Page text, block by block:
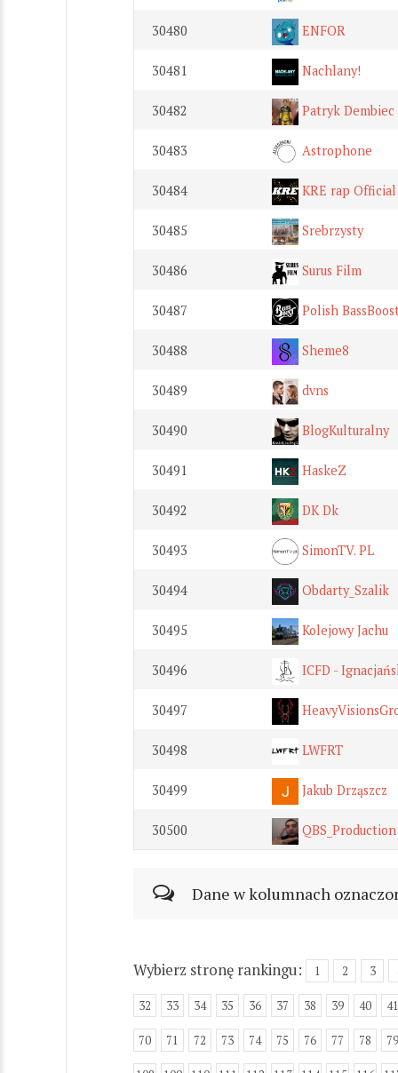
30480 ENFOR
30481 Nachlany!
30482 Patryk Dembiec
30483 Astrophone
30484 KRE rap Official
30485 Srebrzysty
30486 Surus Film
30487 Polish
30488 Sheme8
30489 dvns
30490 BlogKulturalny
30491 HaskeZ
30492 DK Dk
30493 SimonTV. PL
30494 Obdarty_Szalik
30495 Kolejowy Jachu
30496 ICFD -
30497
30498 LWFRT
30499 Jakub Drząszcz
30500 QBS_Production
Dane w kolumnach
Wybierz stronę rankingu: 1 2 3
32 33 34 35 36 37 38 39 40 41
70 71 72 73 74 75 76 77 78 79